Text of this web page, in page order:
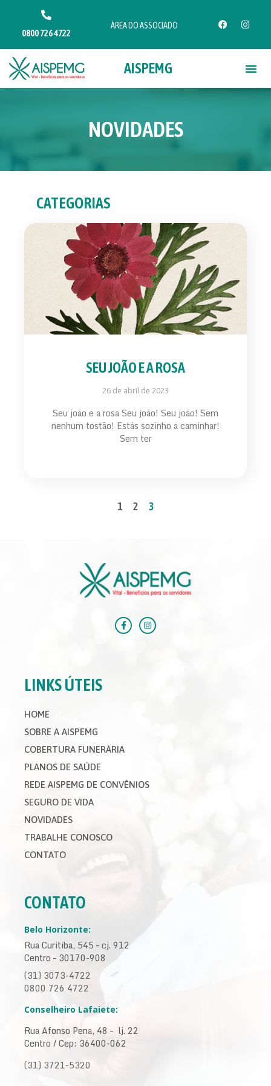
0800 726 4722
ÁREA DO ASSOCIADO
AISPEMG
NOVIDADES
SEU JOÃO E A ROSA
26 de abril de 2023
Seu joão e a rosa Seu joão! Seu joão! Sem
nenhum tostão! Estás sozinho a caminhar!
Sem ter
1 2 3
CATEGORIAS
LINKS ÚTEIS
HOME
SOBRE A AISPEMG
COBERTURA FUNERÁRIA
PLANOS DE SAÚDE
REDE AISPEMG DE CONVÊNIOS
SEGURO DE VIDA
NOVIDADES
TRABALHE CONOSCO
CONTATO
CONTATO
Belo Horizonte:
Rua Curitiba, 545 – cj. 912
Centro – 30170-908
(31) 3073-4722
0800 726 4722
Conselheiro Lafaiete:
Rua Afonso Pena, 48 – lj. 22
Centro / Cep: 36400-062
(31) 3721-5320